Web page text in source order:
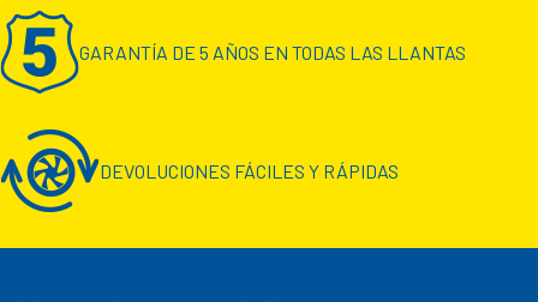
GARANTÍA DE 5 AÑOS EN TODAS LAS LLANTAS
DEVOLUCIONES FÁCILES Y RÁPIDAS